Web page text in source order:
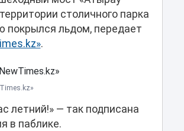
территории столичного парка
покрылся льдом, передает
.
летний!» — так подписана
в паблике.